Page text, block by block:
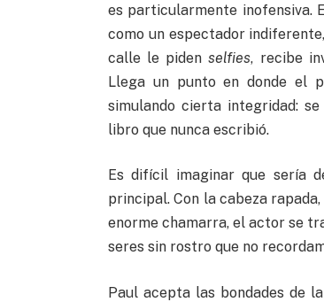
es particularmente inofensiva.
como un espectador
calle le pidenselfies, recibe
Llega un punto en donde el
simulando cierta integridad:
libro que nunca escribió.
Es difícil imaginar que sería
principal. Con la cabeza
enorme chamarra, el actor se
seres sin rostro que no
Paul acepta las bondades de